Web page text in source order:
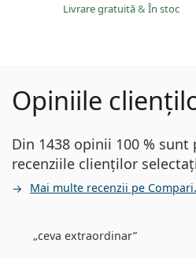
Livrare gratuită& În stoc
Opiniile
Din 1438 opinii 100 % sunt
recenziile clienților
Mai multe recenzii pe
ceva extraordinar